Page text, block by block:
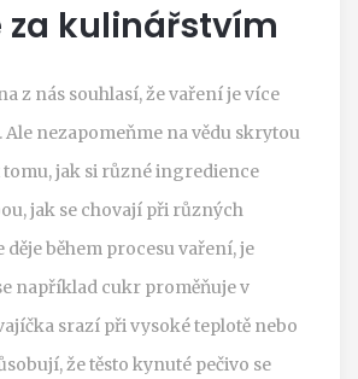
za kulinářstvím
z nás souhlasí, že vaření je více
Ale nezapomeňme na vědu skrytou
tomu, jak si různé ingredience
jak se chovají při různých
děje během procesu vaření, je
například cukr proměňuje v
srazí při vysoké teplotě nebo
že těsto kynuté pečivo se